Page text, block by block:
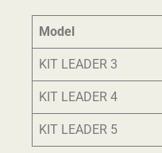
Model
KIT LEADER 3
KIT LEADER 4
KIT LEADER 5